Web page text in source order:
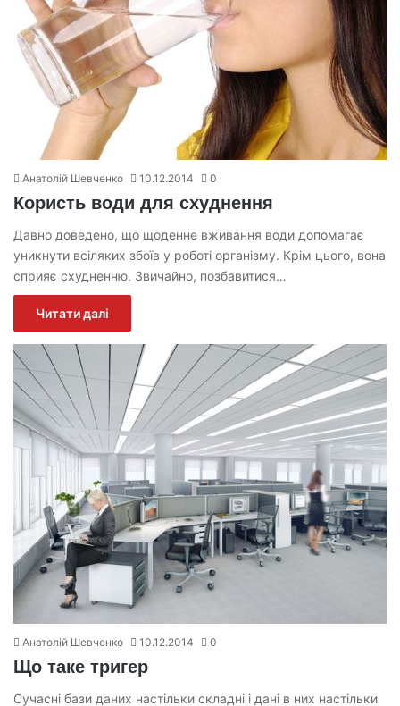
Анатолій Шевченко 10.12.2014 0
Користь води для схуднення
Давно доведено, що щоденне вживання води допомагає
уникнути всіляких збоїв у роботі організму. Крім цього, вона
сприяє схудненню. Звичайно, позбавитися…
Читати далі
Анатолій Шевченко 10.12.2014 0
Що таке тригер
Сучасні бази даних настільки складні і дані в них настільки